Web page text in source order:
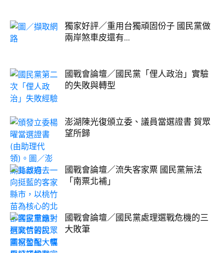
獨家好評／重用台獨頑固份子 國民黨做
兩岸煞車皮還有...
國戰會論壇／國民黨「俚人政治」實驗
的失敗與轉型
澎湖陳光復頒立委、議員當選證書 賀眾
望所歸
國戰會論壇／流失客家票 國民黨無法
「南票北補」
國戰會論壇／國民黨處理選戰危機的三
大敗筆